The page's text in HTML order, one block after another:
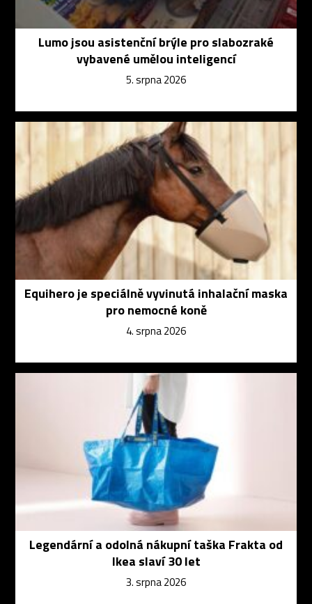
Lumo jsou asistenční brýle pro slabozraké
vybavené umělou inteligencí
5. srpna 2026
Equihero je speciálně vyvinutá inhalační maska
pro nemocné koně
4. srpna 2026
Legendární a odolná nákupní taška Frakta od
Ikea slaví 30 let
3. srpna 2026